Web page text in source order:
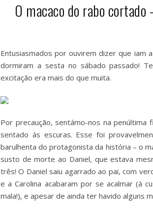
O macaco do rabo
Entusiasmados por ouvirem dizer que iam
dormiram a sesta no sábado passado!
excitação era mais do que muita.
Por precaução, sentámo-nos na
sentado às escuras. Esse foi
barulhenta do protagonista da história – o
susto de morte ao Daniel, que estava
três! O Daniel saiu agarrado ao pai, com
e a Carolina acabaram por se acalmar (à
mala!), e apesar de ainda ter havido alguns